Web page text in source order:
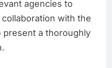
agencies to
with the
present a thoroughly